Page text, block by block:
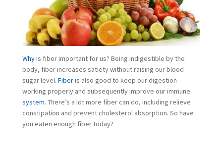
Whyis fiber important for us? Being indigestible by the
body, fiber increases satiety without raising our blood
sugar level. Fiberis also good to keep our digestion
working properly and subsequently improve our immune
system. There’s a lot more fiber can do, including relieve
constipation and prevent cholesterol absorption. So have
you eaten enough fiber today?